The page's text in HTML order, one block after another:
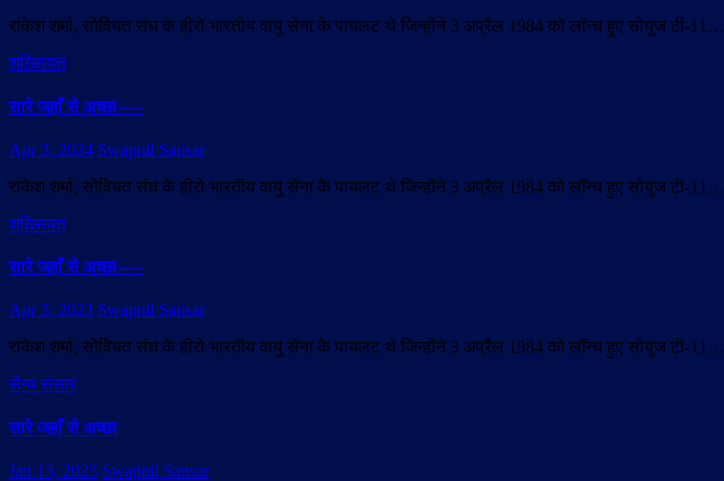
राकेश शर्मा, सोवियत संघ के हीरो भारतीय वायु सेना के पायलट थे जिन्होंने 3 अप्रैल 1984 को लॉन्च हुए सोयुज टी-11…
शख़्सियत
सारे जहाँ से अच्छा—–
Apr 3, 2024 Swapnil Sansar
राकेश शर्मा, सोवियत संघ के हीरो भारतीय वायु सेना के पायलट थे जिन्होंने 3 अप्रैल 1984 को लॉन्च हुए सोयुज टी-11…
शख़्सियत
सारे जहाँ से अच्छा—–
Apr 3, 2023 Swapnil Sansar
राकेश शर्मा, सोवियत संघ के हीरो भारतीय वायु सेना के पायलट थे जिन्होंने 3 अप्रैल 1984 को लॉन्च हुए सोयुज टी-11…
सैन्य संसार
सारे जहाँ से अच्छा
Jan 13, 2023 Swapnil Sansar